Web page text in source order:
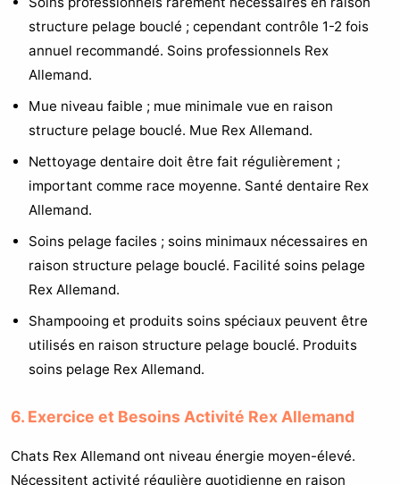
structure pelage bouclé ; cependant contrôle 1-2 fois
annuel recommandé. Soins professionnels Rex
Allemand.
Mue niveau faible ; mue minimale vue en raison
structure pelage bouclé. Mue Rex Allemand.
Nettoyage dentaire doit être fait régulièrement ;
important comme race moyenne. Santé dentaire Rex
Allemand.
Soins pelage faciles ; soins minimaux nécessaires en
raison structure pelage bouclé. Facilité soins pelage
Rex Allemand.
Shampooing et produits soins spéciaux peuvent être
utilisés en raison structure pelage bouclé. Produits
soins pelage Rex Allemand.
6. Exercice et Besoins Activité Rex Allemand
Chats Rex Allemand ont niveau énergie moyen-élevé.
Nécessitent activité régulière quotidienne en raison